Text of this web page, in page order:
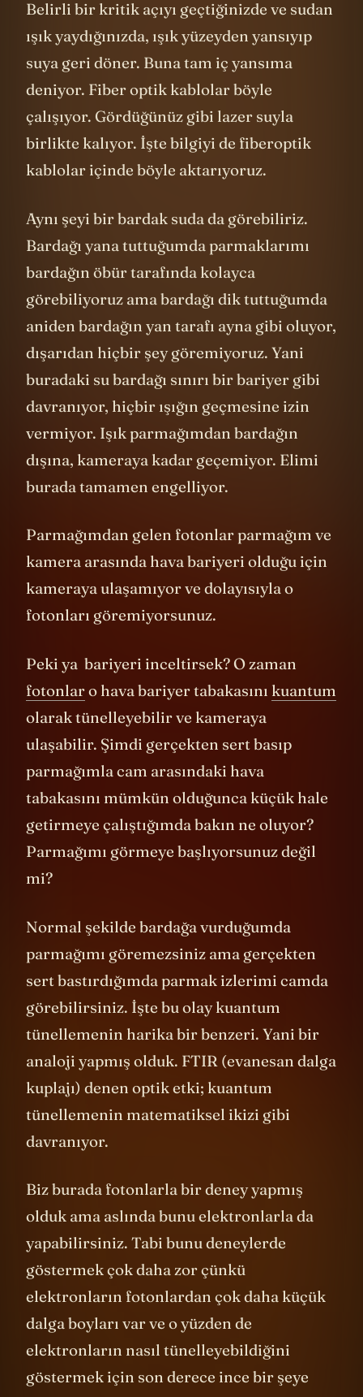
Belirli bir kritik açıyı geçtiğinizde ve sudan
ışık yaydığınızda, ışık yüzeyden yansıyıp
suya geri döner. Buna tam iç yansıma
deniyor. Fiber optik kablolar böyle
çalışıyor. Gördüğünüz gibi lazer suyla
birlikte kalıyor. İşte bilgiyi de fiberoptik
kablolar içinde böyle aktarıyoruz.
Aynı şeyi bir bardak suda da görebiliriz.
Bardağı yana tuttuğumda parmaklarımı
bardağın öbür tarafında kolayca
görebiliyoruz ama bardağı dik tuttuğumda
aniden bardağın yan tarafı ayna gibi oluyor,
dışarıdan hiçbir şey göremiyoruz. Yani
buradaki su bardağı sınırı bir bariyer gibi
davranıyor, hiçbir ışığın geçmesine izin
vermiyor. Işık parmağımdan bardağın
dışına, kameraya kadar geçemiyor. Elimi
burada tamamen engelliyor.
Parmağımdan gelen fotonlar parmağım ve
kamera arasında hava bariyeri olduğu için
kameraya ulaşamıyor ve dolayısıyla o
fotonları göremiyorsunuz.
Peki ya bariyeri inceltirsek? O zaman
fotonlar o hava bariyer tabakasını kuantum
olarak tünelleyebilir ve kameraya
ulaşabilir. Şimdi gerçekten sert basıp
parmağımla cam arasındaki hava
tabakasını mümkün olduğunca küçük hale
getirmeye çalıştığımda bakın ne oluyor?
Parmağımı görmeye başlıyorsunuz değil
mi?
Normal şekilde bardağa vurduğumda
parmağımı göremezsiniz ama gerçekten
sert bastırdığımda parmak izlerimi camda
görebilirsiniz. İşte bu olay kuantum
tünellemenin harika bir benzeri. Yani bir
analoji yapmış olduk. FTIR (evanesan dalga
kuplajı) denen optik etki; kuantum
tünellemenin matematiksel ikizi gibi
davranıyor.
Biz burada fotonlarla bir deney yapmış
olduk ama aslında bunu elektronlarla da
yapabilirsiniz. Tabi bunu deneylerde
göstermek çok daha zor çünkü
elektronların fotonlardan çok daha küçük
dalga boyları var ve o yüzden de
elektronların nasıl tünelleyebildiğini
göstermek için son derece ince bir şeye